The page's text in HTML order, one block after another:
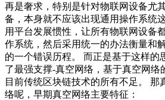
再是奢求，特别是针对物联网设备尤
备，本身就不应该出现通用操作系统
用平台发展惯性，让所有物联网设备
作系统，然后采用统一的办法衡量和
的一个错误历程。 而正是基于这样的
了最强支撑-真空网络，基于真空网络
目前传统区块链技术的所有不足。 那
络呢，早期真空网络主要特征：